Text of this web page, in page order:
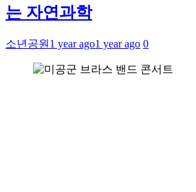
는 자연과학
소년공원 1 year ago1 year ago 0